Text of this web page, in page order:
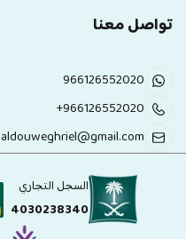
تواصل معنا
966126552020
+966126552020
aldouweghriel@gmail.com
السجل التجاري
4030238340